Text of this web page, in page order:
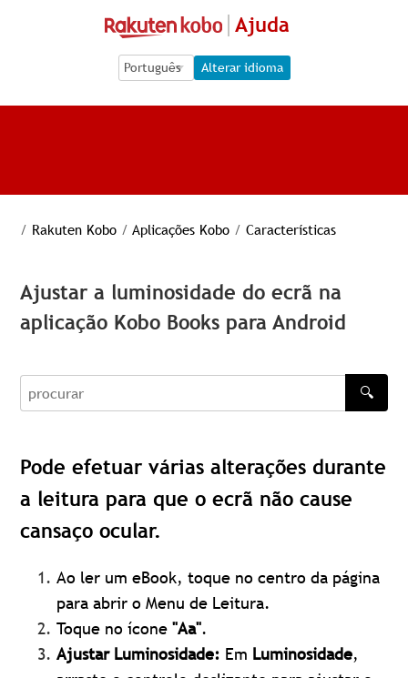
Ajuda
Language Selection
Language Selection
Alterar idioma
/ Rakuten Kobo / Aplicações Kobo / Características
Ajustar a luminosidade do ecrã na
aplicação Kobo Books para Android
procurar
🔍
Pode efetuar várias alterações durante
a leitura para que o ecrã não cause
cansaço ocular.
Ao ler um eBook, toque no centro da página
para abrir o Menu de Leitura.
Toque no ícone "Aa".
Ajustar Luminosidade: Em Luminosidade,